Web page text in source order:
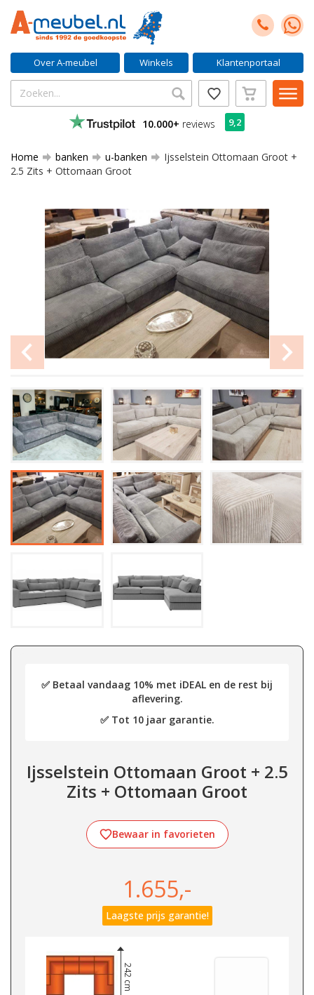
Over A-meubel Winkels Klantenportaal
10.000+ reviews 9,2
Home banken u-banken
Ijsselstein Ottomaan Groot +
2.5 Zits + Ottomaan Groot
✅ Betaal vandaag 10% met iDEAL en de rest bij
aflevering.
✅ Tot 10 jaar garantie.
Ijsselstein Ottomaan Groot + 2.5
Zits + Ottomaan Groot
Bewaar in favorieten
1.655,-
Laagste prijs garantie!
242 cm